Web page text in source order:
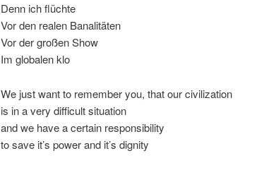
Denn ich flüchte
Vor den realen Banalitäten
Vor der großen Show
Im globalen klo
We just want to remember you, that our civilization
is in a very difficult situation
and we have a certain responsibility
to save it’s power and it’s dignity